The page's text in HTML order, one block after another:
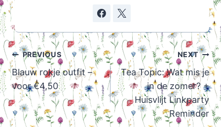
Post
navigation
PREVIOUS
Blauw rokje outfit –
voor €4,50
NEXT
Tea Topic: Wat mis je
in de zomer? +
Huisvlijt Linkparty
Reminder